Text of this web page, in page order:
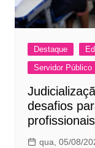
Destaque
Servidor Público
desafios
qua, 05/08/